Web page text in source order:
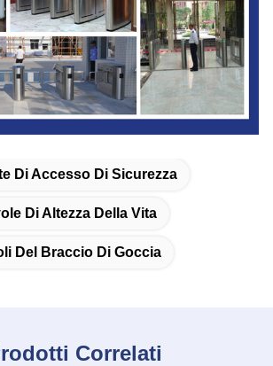
Di Accesso Di Sicurezza
Di Altezza Della Vita
Del Braccio Di Goccia
Correlati